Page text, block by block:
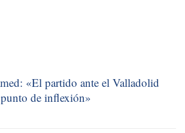
«El partido ante el Valladolid
de inflexión»